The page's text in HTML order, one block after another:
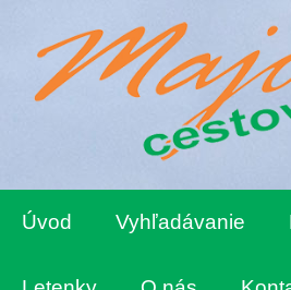
Úvod Vyhľadávanie